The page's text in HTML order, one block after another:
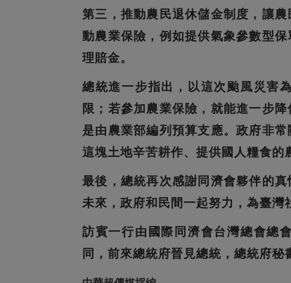
第三，推動農民退休儲金制度，讓
動農業保險，例如提供氣象參數型
理賠金。
總統進一步指出，以這次颱風災害
限；若參加農業保險，就能進一步
是由農業部編列預算支應。政府非
這塊土地辛苦耕作、提供國人糧食的
最後，總統再次感謝同濟會夥伴的
未來，政府和民間一起努力，為臺灣
訪賓一行由國際同濟會台灣總會總
同，前來總統府晉見總統，總統府秘